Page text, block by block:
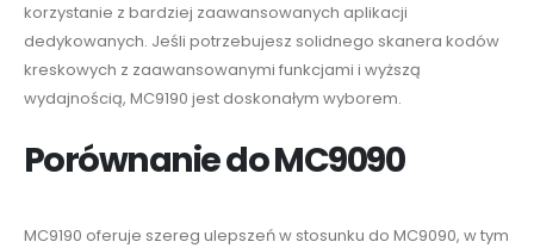
korzystanie z bardziej zaawansowanych aplikacji
dedykowanych. Jeśli potrzebujesz solidnego skanera kodów
kreskowych z zaawansowanymi funkcjami i wyższą
wydajnością, MC9190 jest doskonałym wyborem.
Porównanie do MC9090
MC9190 oferuje szereg ulepszeń w stosunku do MC9090, w tym